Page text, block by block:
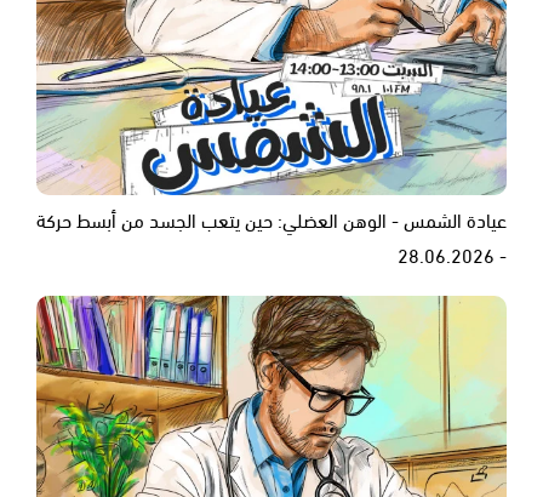
عيادة الشمس - الوهن العضلي: حين يتعب الجسد من أبسط حركة
- 28.06.2026